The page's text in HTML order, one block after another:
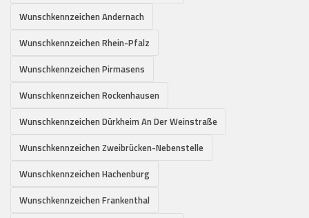
Wunschkennzeichen Andernach
Wunschkennzeichen Rhein-Pfalz
Wunschkennzeichen Pirmasens
Wunschkennzeichen Rockenhausen
Wunschkennzeichen Dürkheim An Der Weinstraße
Wunschkennzeichen Zweibrücken-Nebenstelle
Wunschkennzeichen Hachenburg
Wunschkennzeichen Frankenthal